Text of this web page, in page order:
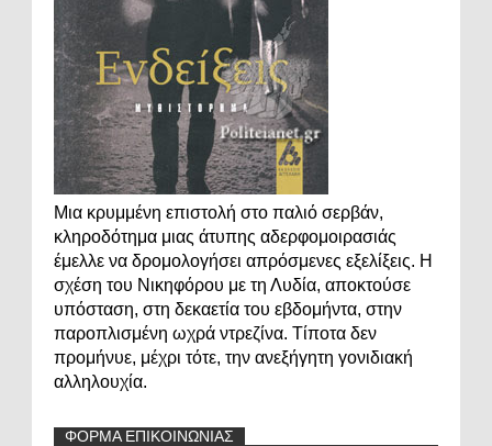
Μια κρυμμένη επιστολή στο παλιό σερβάν,
κληροδότημα μιας άτυπης αδερφομοιρασιάς
έμελλε να δρομολογήσει απρόσμενες εξελίξεις. Η
σχέση του Νικηφόρου με τη Λυδία, αποκτούσε
υπόσταση, στη δεκαετία του εβδομήντα, στην
παροπλισμένη ωχρά ντρεζίνα. Τίποτα δεν
προμήνυε, μέχρι τότε, την ανεξήγητη γονιδιακή
αλληλουχία.
ΦΟΡΜΑ ΕΠΙΚΟΙΝΩΝΙΑΣ